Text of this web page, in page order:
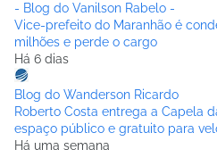
- Blog do Vanilson Rabelo -
Vice-prefeito do Maranhão é
milhões e perde o cargo
Há 6 dias
Blog do Wanderson Ricardo
Roberto Costa entrega a Capela
espaço público e gratuito para
Há uma semana